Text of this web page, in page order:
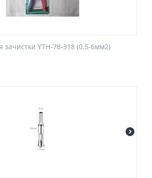
зачистки YTH-78-318 (0.5-6мм2)